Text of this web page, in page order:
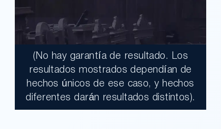
$17,900,000.00
Un jurado declaró al Condado de Los
(No hay garantía de resultado. Los
resultados mostrados dependían de
hechos únicos de ese caso, y hechos
diferentes darán resultados distintos).